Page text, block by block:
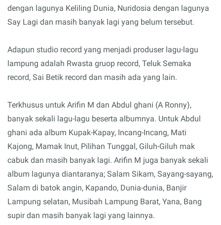
dengan lagunya Keliling Dunia, Nuridosia dengan lagunya
Say Lagi dan masih banyak lagi yang belum tersebut.
Adapun studio record yang menjadi produser lagu-lagu
lampung adalah Rwasta gruop record, Teluk Semaka
record, Sai Betik record dan masih ada yang lain.
Terkhusus untuk Arifin M dan Abdul ghani (A Ronny),
banyak sekali lagu-lagu beserta albumnya. Untuk Abdul
ghani ada album Kupak-Kapay, Incang-Incang, Mati
Kajong, Mamak Inut, Pilihan Tunggal, Giluh-Giluh mak
cabuk dan masih banyak lagi. Arifin M juga banyak sekali
album lagunya diantaranya; Salam Sikam, Sayang-sayang,
Salam di batok angin, Kapando, Dunia-dunia, Banjir
Lampung selatan, Musibah Lampung Barat, Yana, Bang
supir dan masih banyak lagi yang lainnya.